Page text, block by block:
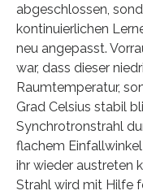
abgeschlossen,
kontinuierlichen
neu angepasst.
war, dass dieser
Raumtemperatur,
Grad Celsius stabil
Synchrotronstrahl
flachem
ihr wieder austreten
Strahl wird mit Hilfe